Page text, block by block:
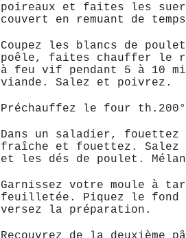
poireaux et faites les suer
couvert en remuant de
Coupez les blancs de
poêle, faites chauffer le
à feu vif pendant 5 à 10
viande. Salez et poivrez.
Préchauffez le four
Dans un saladier,
fraîche et fouettez. Salez
et les dés de poulet.
Garnissez votre moule à
feuilletée. Piquez le
versez la préparation.